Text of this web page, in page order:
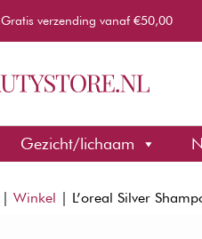
Gratis verzending vanaf €50,00
Gezicht/lichaam
|Winkel | L’oreal Silver